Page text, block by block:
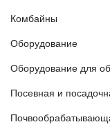
Комбайны
Оборудование
Оборудование для
Посевная и